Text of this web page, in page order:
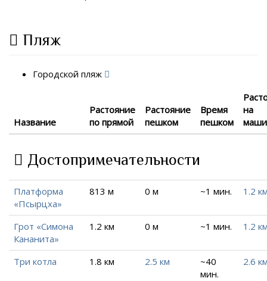
Пляж
Городской пляж
Название
Растояние
по прямой
Растояние
пешком
Время
пешком
на
Достопримечательности
Платформа
«Псырцха»
813 м 0 м ~1 мин. 1.2
Грот «Симона
Кананита»
1.2 км 0 м ~1 мин. 1.2
Три котла 1.8 км 2.5 км
~40
мин.
2.6